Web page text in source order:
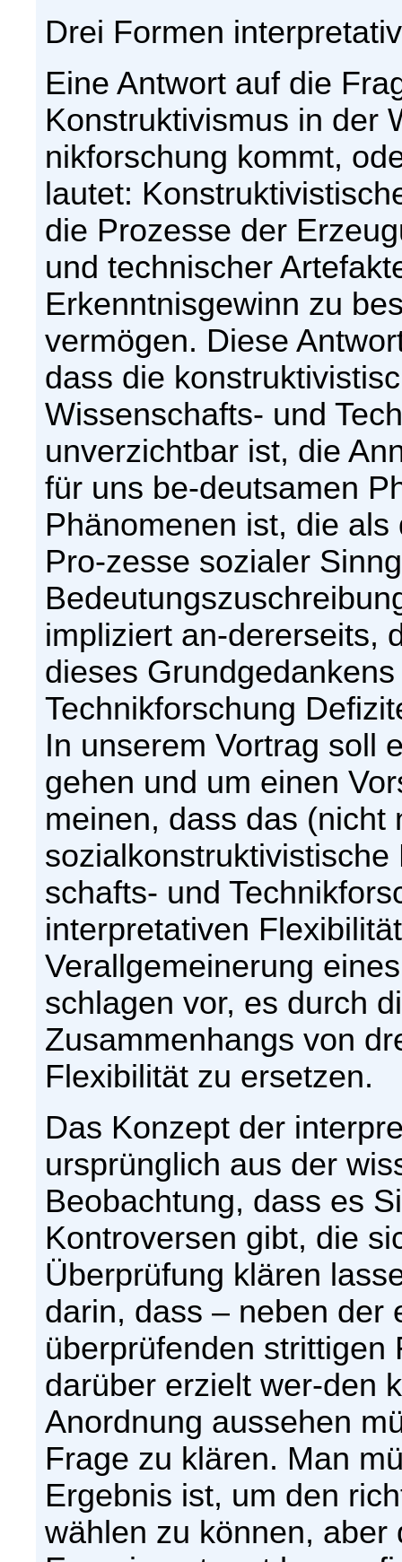
Drei Formen
Eine Antwort auf die
Konstruktivismus in der
nikforschung kommt,
lautet:
die Prozesse der
und technischer
Erkenntnisgewinn zu
vermögen. Diese
dass die
Wissenschafts- und
unverzichtbar ist, die
für uns be-deutsamen
Phänomenen ist, die
Pro-zesse sozialer
impliziert an-dererseits,
dieses
Technikforschung
In unserem Vortrag soll
gehen und um einen
meinen, dass das (nicht
schafts- und
interpretativen
Verallgemeinerung
schlagen vor, es durch
Zusammenhangs von
Flexibilität zu ersetzen.
Das Konzept der
ursprünglich aus der
Beobachtung, dass es
Kontroversen gibt, die
Überprüfung klären
darin, dass – neben der
überprüfenden strittigen
darüber erzielt wer-den
Anordnung aussehen
Frage zu klären. Man
Ergebnis ist, um den
wählen zu können,